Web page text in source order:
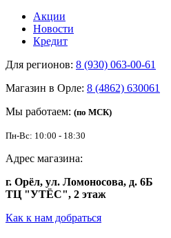
Акции
Новости
Кредит
Для регионов: 8 (930) 063-00-61
Магазин в Орле: 8 (4862) 630061
Мы работаем: (по МСК)
Пн-Вс: 10:00 - 18:30
Адрес магазина:
г. Орёл, ул. Ломоносова, д. 6Б
ТЦ "УТЁС", 2 этаж
Как к нам добраться